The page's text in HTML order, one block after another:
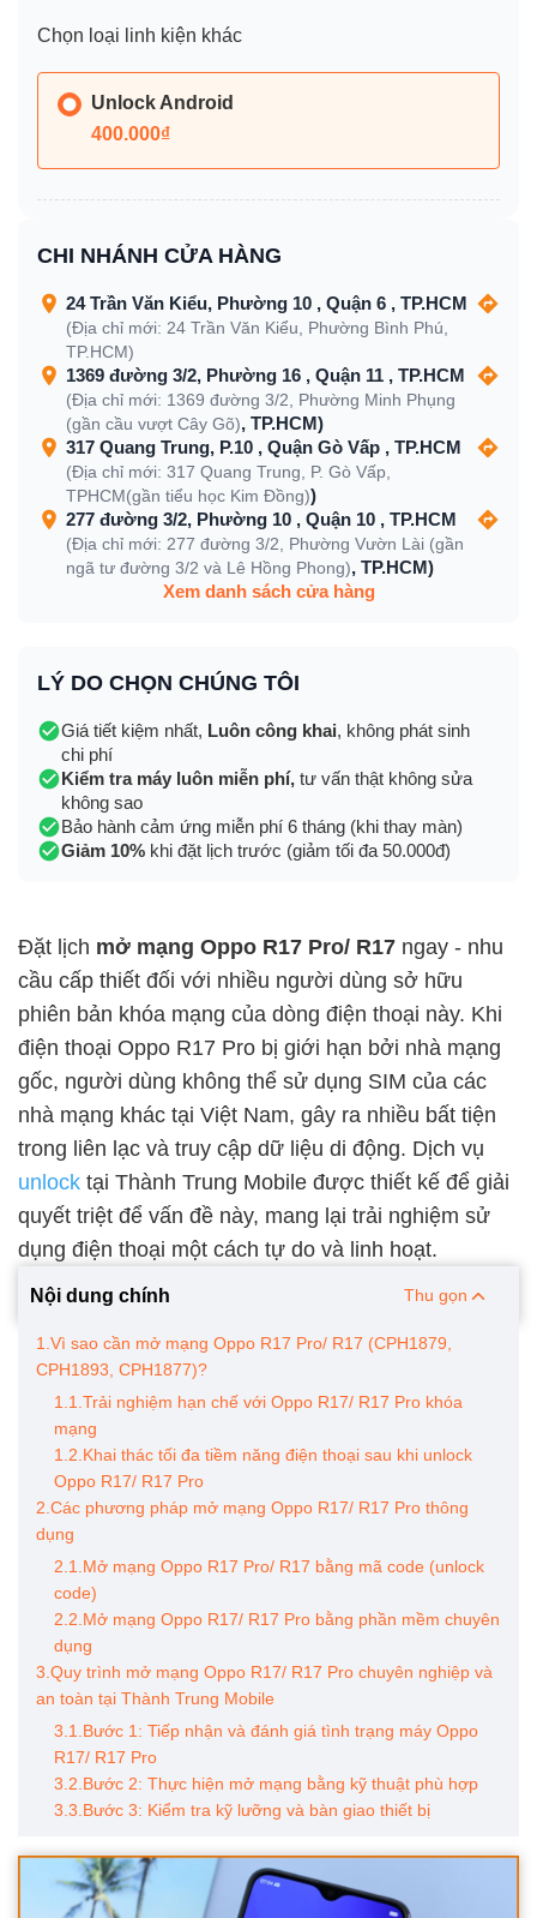
Chọn loại linh kiện khác
Unlock Android
400.000₫
CHI NHÁNH CỬA HÀNG
24 Trần Văn Kiểu, Phường 10 , Quận 6 , TP.HCM
(Địa chỉ mới: 24 Trần Văn Kiểu, Phường Bình Phú,
TP.HCM)
1369 đường 3/2, Phường 16 , Quận 11 , TP.HCM
(Địa chỉ mới: 1369 đường 3/2, Phường Minh Phụng
(gần cầu vượt Cây Gõ), TP.HCM)
317 Quang Trung, P.10 , Quận Gò Vấp , TP.HCM
(Địa chỉ mới: 317 Quang Trung, P. Gò Vấp,
TPHCM(gần tiểu học Kim Đồng))
277 đường 3/2, Phường 10 , Quận 10 , TP.HCM
(Địa chỉ mới: 277 đường 3/2, Phường Vườn Lài (gần
ngã tư đường 3/2 và Lê Hồng Phong), TP.HCM)
Xem danh sách cửa hàng
LÝ DO CHỌN CHÚNG TÔI
Giá tiết kiệm nhất, Luôn công khai, không phát sinh
chi phí
Kiểm tra máy luôn miễn phí, tư vấn thật không sửa
không sao
Bảo hành cảm ứng miễn phí 6 tháng (khi thay màn)
Giảm 10% khi đặt lịch trước (giảm tối đa 50.000đ)
Đặt lịch mở mạng Oppo R17 Pro/ R17 ngay - nhu
cầu cấp thiết đối với nhiều người dùng sở hữu
phiên bản khóa mạng của dòng điện thoại này. Khi
điện thoại Oppo R17 Pro bị giới hạn bởi nhà mạng
gốc, người dùng không thể sử dụng SIM của các
nhà mạng khác tại Việt Nam, gây ra nhiều bất tiện
trong liên lạc và truy cập dữ liệu di động. Dịch vụ
unlock tại Thành Trung Mobile được thiết kế để giải
quyết triệt để vấn đề này, mang lại trải nghiệm sử
dụng điện thoại một cách tự do và linh hoạt.
Nội dung chính Thu gọn
1.Vì sao cần mở mạng Oppo R17 Pro/ R17 (CPH1879,
CPH1893, CPH1877)?
1.1.Trải nghiệm hạn chế với Oppo R17/ R17 Pro khóa
mạng
1.2.Khai thác tối đa tiềm năng điện thoại sau khi unlock
Oppo R17/ R17 Pro
2.Các phương pháp mở mạng Oppo R17/ R17 Pro thông
dụng
2.1.Mở mạng Oppo R17 Pro/ R17 bằng mã code (unlock
code)
2.2.Mở mạng Oppo R17/ R17 Pro bằng phần mềm chuyên
dụng
3.Quy trình mở mạng Oppo R17/ R17 Pro chuyên nghiệp và
an toàn tại Thành Trung Mobile
3.1.Bước 1: Tiếp nhận và đánh giá tình trạng máy Oppo
R17/ R17 Pro
3.2.Bước 2: Thực hiện mở mạng bằng kỹ thuật phù hợp
3.3.Bước 3: Kiểm tra kỹ lưỡng và bàn giao thiết bị